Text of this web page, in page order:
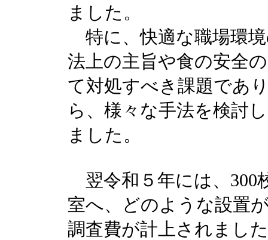
ました。
特に、快適な職場環
法上の主旨や食の安全
て対処すべき課題であ
ら、様々な手法を検討
ました。
翌令和５年には、300
室へ、どのような設置
調査費が計上されまし